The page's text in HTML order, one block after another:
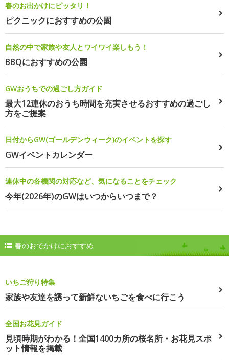
春のお出かけにピッタリ！
ピクニックにおすすめの公園
自然の中で家族や友人とワイワイ楽しもう！
BBQにおすすめの公園
GWおうちでの過ごし方ガイド
最大12連休のおうち時間を充実させるおすすめの過ごし
方をご提案
日付からGW(ゴールデンウィーク)のイベントを探す
GWイベントカレンダー
連休中の各機関の対応など、気になることをチェック
今年(2026年)のGWはいつからいつまで？
春のおでかけにおすすめ
いちご狩り特集
家族や友達を誘って新鮮ないちごを食べに行こう
全国お花見ガイド
見頃時期がわかる！全国1400カ所の桜名所・お花見スポ
ット情報を掲載